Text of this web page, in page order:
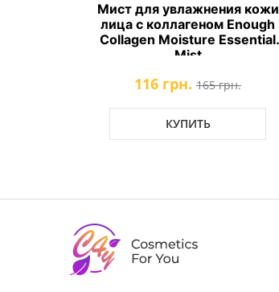
Мист для увлажнения кожи
лица с коллагеном Enough
Collagen Moisture Essential
Mist
116 грн. 165 грн.
КУПИТЬ